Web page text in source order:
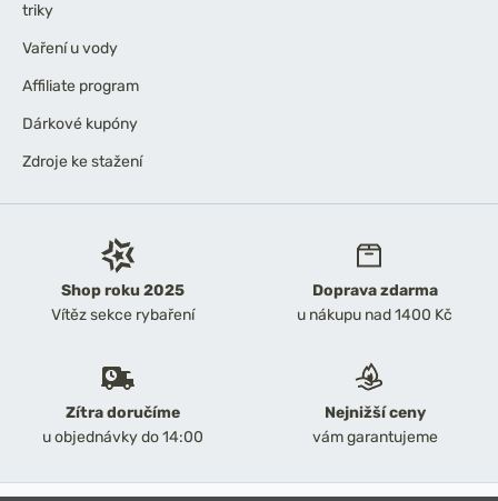
Shop roku 2025
Vítěz sekce rybaření
Doprava zdarma
u nákupu nad 1400 Kč
Zítra doručíme
u objednávky do 14:00
Nejnižší ceny
vám garantujeme
triky
Vaření u vody
Affiliate program
Dárkové kupóny
Zdroje ke stažení